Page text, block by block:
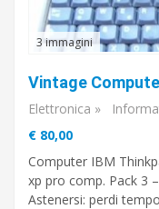
3 immagini
Vintage
Elettronica »
€ 80,00
Computer IBM
xp pro comp. Pack 3
Astenersi: perdi